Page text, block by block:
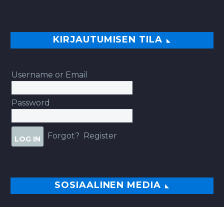
KIRJAUTUMISEN TILA
Username or Email
Password
Forgot? Register
SOSIAALINEN MEDIA